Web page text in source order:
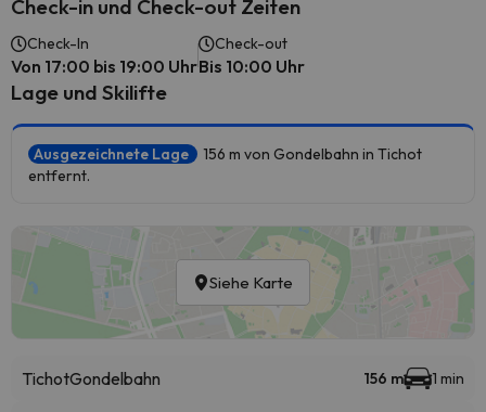
Check-in und Check-out Zeiten
Check-In
Von 17:00 bis 19:00 Uhr
Check-out
Bis 10:00 Uhr
Lage und Skilifte
Ausgezeichnete Lage
156 m von Gondelbahn in Tichot
entfernt.
Siehe Karte
TichotGondelbahn 156 m 1 min